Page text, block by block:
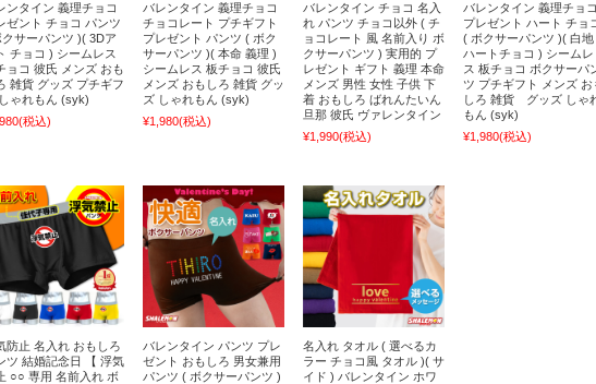
ンタイン 義理チョコ
ゼント チョコ パンツ
サーパンツ )( 3Dア
チョコ ) シームレス
ョコ 彼氏 メンズ おも
雑貨 グッズ プチギフ
ゃれもん (syk)
(税込)
バレンタイン 義理チョコ
チョコレート プチギフト
プレゼント パンツ ( ボク
サーパンツ )( 本命 義理 )
シームレス 板チョコ 彼氏
メンズ おもしろ 雑貨 グッ
ズ しゃれもん (syk)
¥1,980(税込)
バレンタイン チョコ 名入
れ パンツ チョコ以外 ( チ
ョコレート 風 名前入り ボ
クサーパンツ ) 実用的 プ
レゼント ギフト 義理 本命
メンズ 男性 女性 子供 下
着 おもしろ ばれんたいん
旦那 彼氏 ヴァレンタイン
¥1,990(税込)
バレンタイン 義理チョコ
プレゼント ハート チョ
( ボクサーパンツ )( 白地
ハートチョコ ) シームレ
ス 板チョコ ボクサーパ
ツ プチギフト メンズ お
しろ 雑貨 グッズ しゃ
もん (syk)
¥1,980(税込)
防止 名入れ おもしろ
ツ 結婚記念日 【 浮気
○○ 専用 名前入れ ボ
バレンタイン パンツ プレ
ゼント おもしろ 男女兼用
パンツ ( ボクサーパンツ )
名入れ タオル ( 選べるカ
ラー チョコ風 タオル )( サ
イド ) バレンタイン ホワ